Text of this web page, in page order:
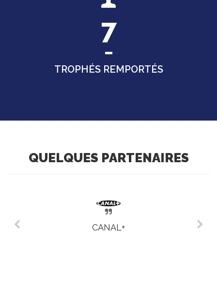
7
TROPHÉS REMPORTÉS
QUELQUES PARTENAIRES
CANAL+